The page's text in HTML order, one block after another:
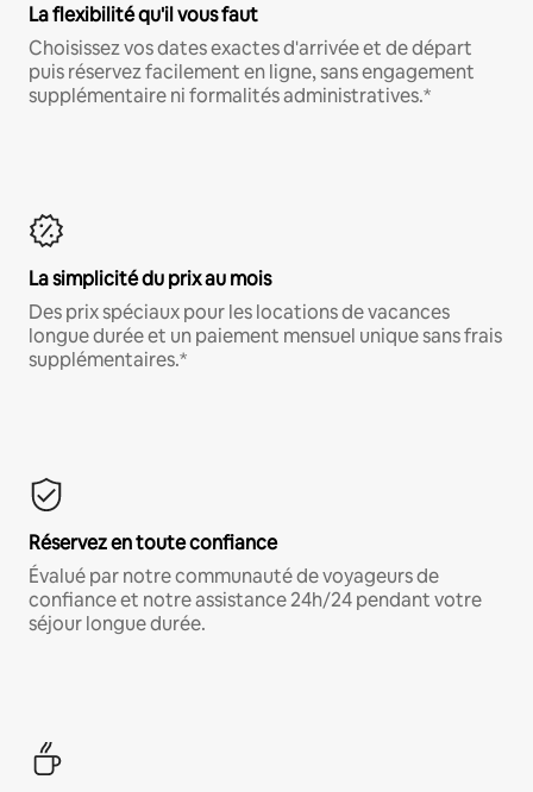
La flexibilité qu'il vous faut
Choisissez vos dates exactes d'arrivée et de départ
puis réservez facilement en ligne, sans engagement
supplémentaire ni formalités administratives.*
La simplicité du prix au mois
Des prix spéciaux pour les locations de vacances
longue durée et un paiement mensuel unique sans frais
supplémentaires.*
Réservez en toute confiance
Évalué par notre communauté de voyageurs de
confiance et notre assistance 24h/24 pendant votre
séjour longue durée.